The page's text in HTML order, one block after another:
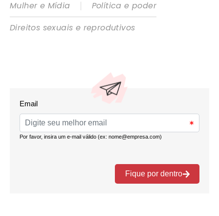
Mulher e Mídia |
Política e poder
Direitos sexuais e reprodutivos